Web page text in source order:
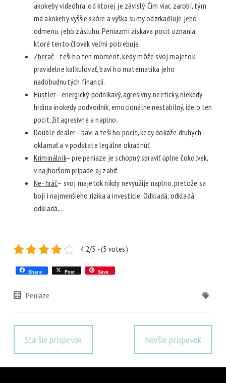
akokeby videohra, od ktorej je závislý. Čím viac zarobí, tým
má akokeby vyššie skóre a výška sumy odzrkadluje jeho
odmenu, jeho zásluhu. Peniazmi získava pocit uznania,
ktoré tento človek veľmi potrebuje.
Zberač– teší ho ten moment, kedy môže svoj majetok
pravidelne kalkulovať, baví ho matematika jeho
nadobudnutých financií.
Hustler– energický, podnikavý, agresívny, neetický, niekedy
hrdina inokedy podvodník, emocionálne nestabilný, ide o ten
pocit, žiť agresívne a naplno.
Double dealer– baví a teší ho pocit, kedy dokáže druhých
oklamať a v podstate legálne okradnúť.
Kriminálnik– pre peniaze je schopný spraviť úplne čokoľvek,
v najhoršom prípade aj zabiť.
Ne- hráč– svoj majetok nikdy nevyužije naplno, pretože sa
bojí i najmenšieho rizika a investície. Odkladá, odkladá,
odkladá,…
4.2/5 - (5 votes)
Share Post Save
Peniaze
Staršie príspevok Novšie príspevok